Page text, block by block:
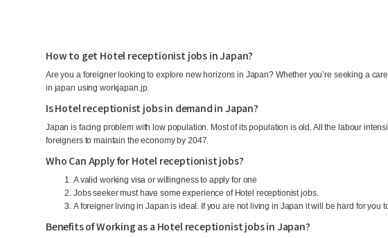
How to get Hotel receptionist jobs in Japan?
Are you a foreigner looking to explore new horizons in Japan? Whether you’re seeking a
in japan using workjapan.jp.
Is Hotel receptionist jobs in demand in Japan?
Japan is facing problem with low population. Most of its population is old. All the labour
foreigners to maintain the economy by 2047.
Who Can Apply for Hotel receptionist jobs?
A valid working visa or willingness to apply for one
Jobs seeker must have some experience of Hotel receptionist jobs.
A foreigner living in Japan is ideal. If you are not living in Japan it will be hard for you
Benefits of Working as a Hotel receptionist jobs in Japan?